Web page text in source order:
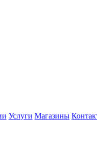
Услуги Магазины